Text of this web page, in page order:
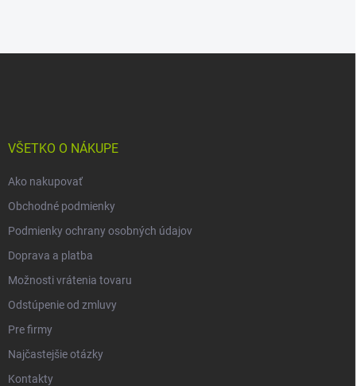
VŠETKO O NÁKUPE
Ako nakupovať
Obchodné podmienky
Podmienky ochrany osobných údajov
Doprava a platba
Možnosti vrátenia tovaru
Odstúpenie od zmluvy
Pre firmy
Najčastejšie otázky
Kontakty